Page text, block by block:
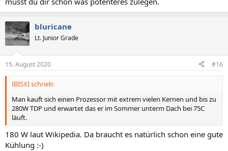
bluricane
Lt. Junior Grade
15. August 2020 #16
IBISXI schrieb:
Man kauft sich einen Prozessor mit extrem vielen Kernen und bis zu
280W TDP und erwartet das er im Sommer unterm Dach bei 75C
läuft.
180 W laut Wikipedia. Da braucht es natürlich schon eine gute
Kühlung :-)